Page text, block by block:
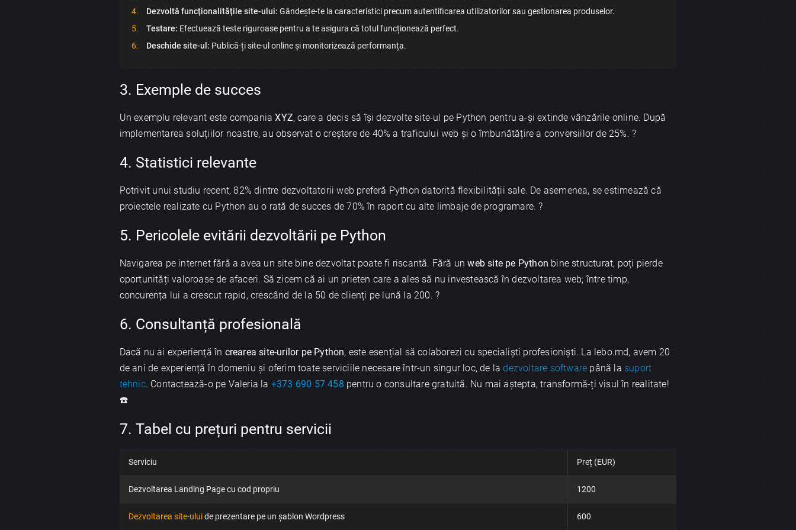
Dezvoltă funcționalitățile site-ului: Gândește-te la caracteristici precum autentificarea utilizatorilor sau gestionarea produselor.
Testare: Efectuează teste riguroase pentru a te asigura că totul funcționează perfect.
Deschide site-ul: Publică-ți site-ul online și monitorizează performanța.
3. Exemple de succes
Un exemplu relevant este companiaXYZ, care a decis să își dezvolte site-ul pe Python pentru a-și extinde vânzările online. După
implementarea soluțiilor noastre, au observat o creștere de 40% a traficului web și o îmbunătățire a conversiilor de 25%. ?
4. Statistici relevante
Potrivit unui studiu recent, 82% dintre dezvoltatorii web preferă Python datorită flexibilității sale. De asemenea, se estimează că
proiectele realizate cu Python au o rată de succes de 70% în raport cu alte limbaje de programare. ?
5. Pericolele evitării dezvoltării pe Python
Navigarea pe internet fără a avea un site bine dezvoltat poate fi riscantă. Fără unweb site pe Python bine structurat, poți pierde
oportunități valoroase de afaceri. Să zicem că ai un prieten care a ales să nu investească în dezvoltarea web; între timp,
concurența lui a crescut rapid, crescând de la 50 de clienți pe lună la 200. ?
6. Consultanță profesională
Dacă nu ai experiență în crearea site-urilor pe Python, este esențial să colaborezi cu specialiști profesioniști. La lebo.md, avem 20
de ani de experiență în domeniu și oferim toate serviciile necesare într-un singur loc, de ladezvoltare software până la suport
tehnic. Contactează-o pe Valeria la +373 690 57 458 pentru o consultare gratuită. Nu mai aștepta, transformă-ți visul în realitate!
☎️
7. Tabel cu prețuri pentru servicii
Serviciu Preț (EUR)
Dezvoltarea Landing Page cu cod propriu 1200
Dezvoltarea site-uluide prezentare pe un șablon Wordpress 600